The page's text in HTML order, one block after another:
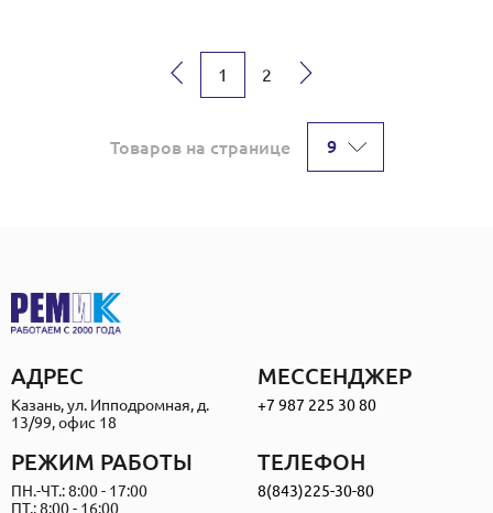
1 2 →
Товаров на странице 9
АДРЕС
Казань, ул. Ипподромная, д.
13/99, офис 18
МЕССЕНДЖЕР
+7 987 225 30 80
РЕЖИМ РАБОТЫ
ПН.-ЧТ.: 8:00 - 17:00
ПТ.: 8:00 - 16:00
ТЕЛЕФОН
8(843)225-30-80